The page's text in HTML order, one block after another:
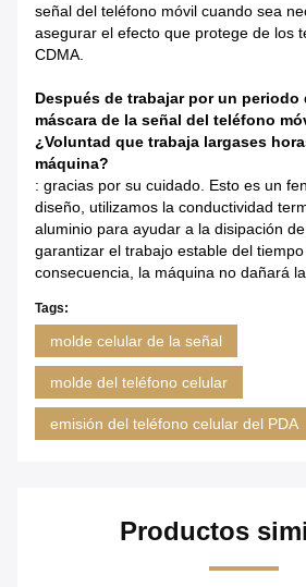
señal del teléfono móvil cuando sea
asegurar el efecto que protege de los
CDMA.
Después de trabajar por un periodo
máscara de la señal del teléfono
¿Voluntad que trabaja largases
máquina?
: gracias por su cuidado. Esto es un
diseño, utilizamos la conductividad
aluminio para ayudar a la disipación
garantizar el trabajo estable del
consecuencia, la máquina no dañará
Tags:
molde celular de la señal
molde del teléfono celular
emisión del teléfono celular del PDA
Productos